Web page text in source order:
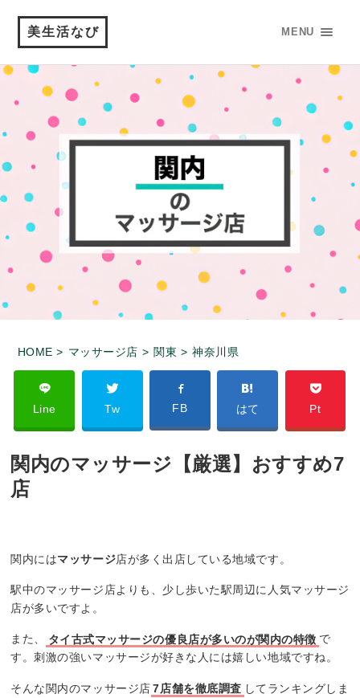
美生活なび MENU
HOME > マッサージ店 > 関東 > 神奈川県
Line Tw FB はて Pt
関内のマッサージ【厳選】おすすめ7
店
関内にはマッサージ店が多く出店している地域です。
駅中のマッサージ店よりも、少し歩いた駅周辺に人気マッサージ
店が多いですよ。
また、 タイ古式マッサージの優良店が多いのが関内の特徴 で
す。刺激の強いマッサージが好きな人には嬉しい地域ですね。
そんな関内のマッサージ店 7店舗を徹底調査 してランキングしま